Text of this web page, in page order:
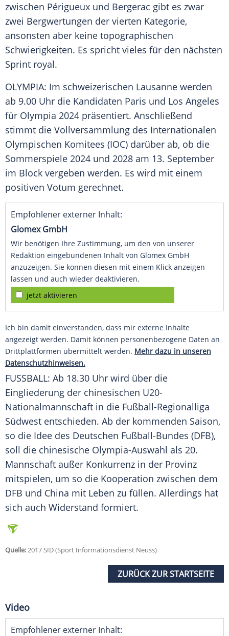
zwischen Périgueux und Bergerac gibt es zwar
zwei Bergwertungen der vierten Kategorie,
ansonsten aber keine topographischen
Schwierigkeiten. Es spricht vieles für den nächsten
Sprint royal.
OLYMPIA: Im schweizerischen Lausanne werden
ab 9.00 Uhr die Kandidaten Paris und Los Angeles
für Olympia 2024 präsentiert. Anschließend
stimmt die Vollversammlung des Internationalen
Olympischen Komitees (IOC) darüber ab, ob die
Sommerspiele 2024 und 2028 am 13. September
im Block vergeben werden. Es wird mit einem
positiven Votum gerechnet.
Empfohlener externer Inhalt:
Glomex GmbH
Wir benötigen Ihre Zustimmung, um den von unserer
Redaktion eingebundenen Inhalt von Glomex GmbH
anzuzeigen. Sie können diesen mit einem Klick anzeigen
lassen und auch wieder deaktivieren.
jetzt aktivieren
Ich bin damit einverstanden, dass mir externe Inhalte
angezeigt werden. Damit können personenbezogene Daten an
Drittplattformen übermittelt werden. Mehr dazu in unseren
Datenschutzhinweisen.
FUSSBALL: Ab 18.30 Uhr wird über die
Eingliederung der chinesischen U20-
Nationalmannschaft in die Fußball-Regionalliga
Südwest entschieden. Ab der kommenden Saison,
so die Idee des Deutschen Fußball-Bundes (DFB),
soll die chinesische Olympia-Auswahl als 20.
Mannschaft außer Konkurrenz in der Provinz
mitspielen, um so die Kooperation zwischen dem
DFB und China mit Leben zu füllen. Allerdings hat
sich auch Widerstand formiert.
Quelle:2017 SID (Sport Informationsdienst Neuss)
ZURÜCK ZUR STARTSEITE
Video
Empfohlener externer Inhalt: